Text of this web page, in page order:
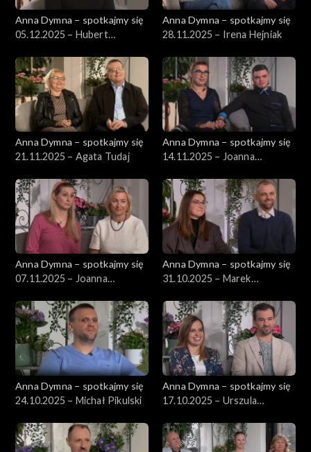
Anna Dymna – spotkajmy się
05.12.2025 – Hubert
Anna Dymna – spotkajmy się
28.11.2025 – Irena Hejniak
Anna Dymna – spotkajmy się
21.11.2025 – Agata Tudaj
Anna Dymna – spotkajmy się
14.11.2025 – Joanna
Anna Dymna – spotkajmy się
07.11.2025 – Joanna
Anna Dymna – spotkajmy się
31.10.2025 – Marek
Anna Dymna – spotkajmy się
24.10.2025 – Michał Pikulski
Anna Dymna – spotkajmy się
17.10.2025 – Urszula